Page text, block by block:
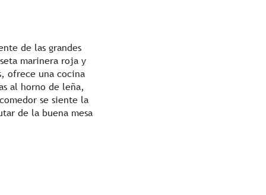
de las grandes
marinera roja y
ofrece una cocina
al horno de leña,
se siente la
de la buena mesa